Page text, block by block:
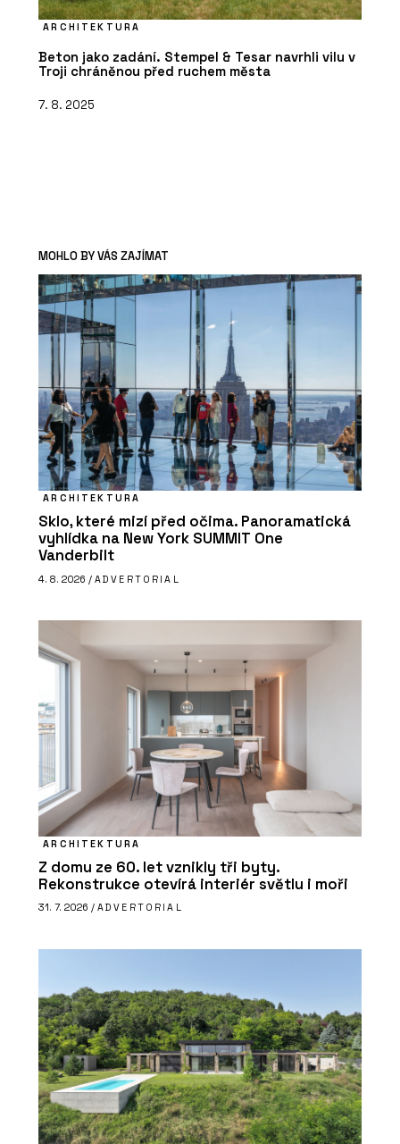
ARCHITEKTURA
Beton jako zadání. Stempel & Tesar navrhli vilu v
Troji chráněnou před ruchem města
7. 8. 2025
MOHLO BY VÁS ZAJÍMAT
ARCHITEKTURA
Sklo, které mizí před očima. Panoramatická
vyhlídka na New York SUMMIT One
Vanderbilt
4. 8. 2026 / ADVERTORIAL
ARCHITEKTURA
Z domu ze 60. let vznikly tři byty.
Rekonstrukce otevírá interiér světlu i moři
31. 7. 2026 / ADVERTORIAL